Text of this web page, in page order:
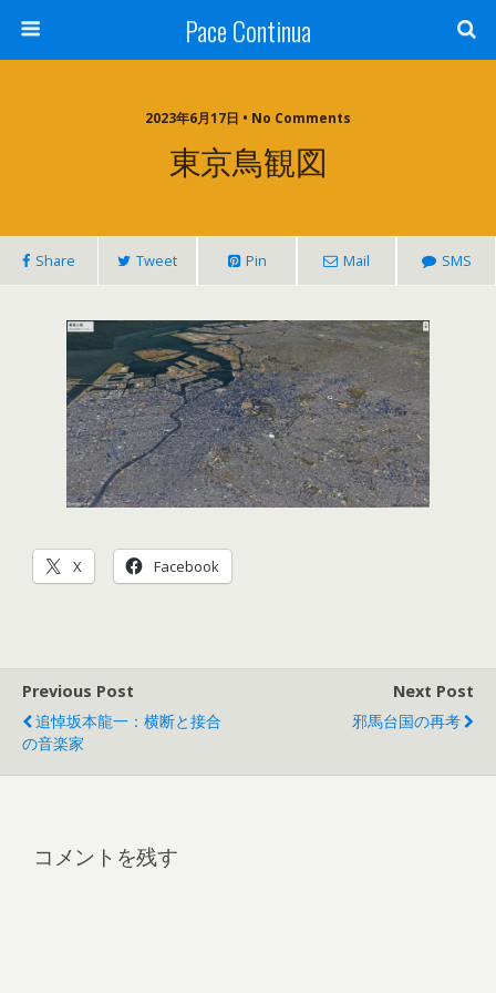
Pace Continua
2023年6月17日 • No Comments
東京鳥観図
Share Tweet Pin Mail SMS
X Facebook
Previous Post
追悼坂本龍一：横断と接合
の音楽家
Next Post
邪馬台国の再考
コメントを残す